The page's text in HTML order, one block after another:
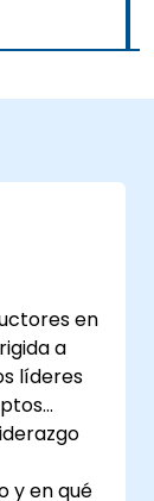
en
a
líderes
y en qué